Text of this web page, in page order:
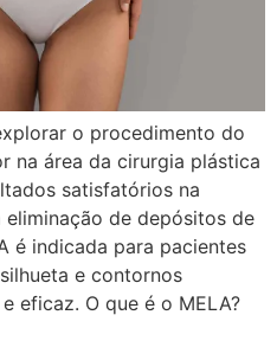
o procedimento do
na área da cirurgia plástica
satisfatórios na
de depósitos de
é indicada para pacientes
e contornos
eficaz. O que é o MELA?